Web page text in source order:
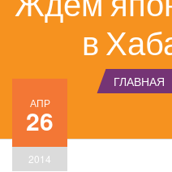
в
ГЛАВНАЯ
АПР
26
2014